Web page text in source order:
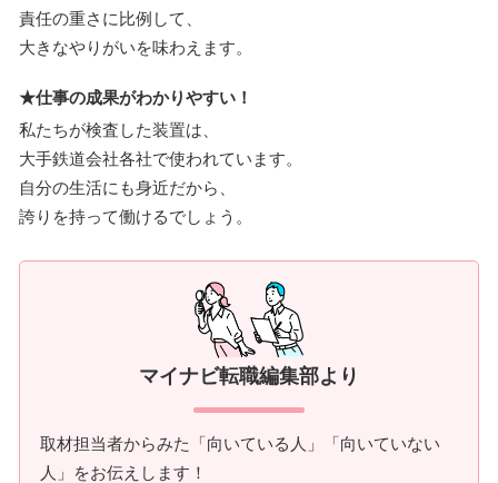
責任の重さに比例して、
大きなやりがいを味わえます。
★仕事の成果がわかりやすい！
私たちが検査した装置は、
大手鉄道会社各社で使われています。
自分の生活にも身近だから、
誇りを持って働けるでしょう。
マイナビ転職編集部より
取材担当者からみた「向いている人」「向いていない
人」をお伝えします！